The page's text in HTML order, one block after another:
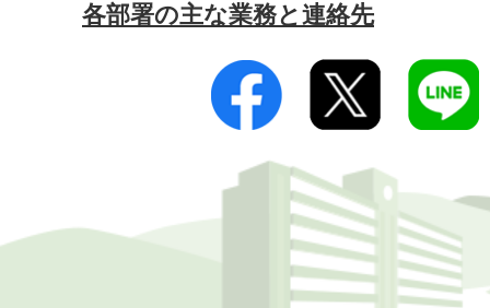
各部署の主な業務と連絡先